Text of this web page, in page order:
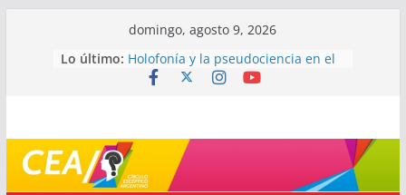
domingo, agosto 9, 2026
Lo último: Holofonía y la pseudociencia en el
audio
Mayéutica (o cómo debatir sin
terminar a los golpes)
Somos menos capaces de lo que